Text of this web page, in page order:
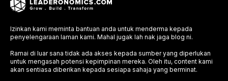
Izinkan kami meminta bantuan anda untuk menderma kepada
penyelengaraan laman kami. Mahal jugak lah nak jaga blog ni.
Ramai di luar sana tidak ada akses kepada sumber yang diperlukan
untuk mengasah potensi kepimpinan mereka. Oleh itu, content kami
akan sentiasa diberikan kepada sesiapa sahaja yang berminat.